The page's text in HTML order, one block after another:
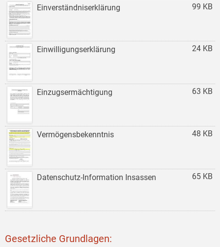
99 KB
Einverständniserklärung
24 KB
Einwilligungserklärung
63 KB
Einzugsermächtigung
48 KB
Vermögensbekenntnis
65 KB
Datenschutz-Information Insassen
Gesetzliche Grundlagen: